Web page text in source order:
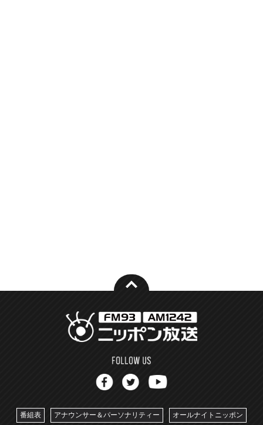
番組表 アナウンサー＆パーソナリティー オールナイトニッポン